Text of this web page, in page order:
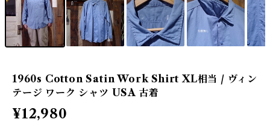
1960s Cotton Satin Work Shirt XL相当 / ヴィン
テージ ワーク シャツ USA 古着
¥12,980